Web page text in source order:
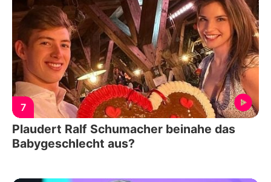
7
Plaudert Ralf Schumacher beinahe das
Babygeschlecht aus?